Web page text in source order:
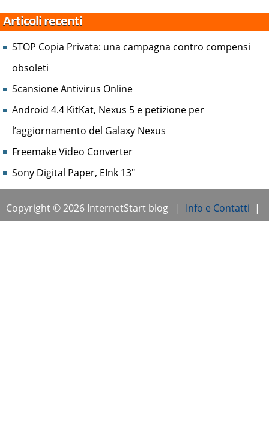
Articoli recenti
STOP Copia Privata: una campagna contro compensi
obsoleti
Scansione Antivirus Online
Android 4.4 KitKat, Nexus 5 e petizione per
l’aggiornamento del Galaxy Nexus
Freemake Video Converter
Sony Digital Paper, EInk 13″
Copyright © 2026 InternetStart blog | Info e Contatti |